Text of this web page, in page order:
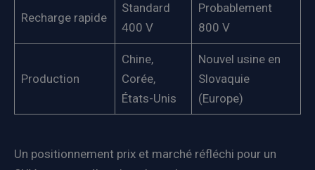
Recharge rapide
Standard
400 V
Probablement
800 V
Production
Chine,
Corée,
États-Unis
Nouvel usine en
Slovaquie
(Europe)
Un positionnement prix et marché réfléchi pour un